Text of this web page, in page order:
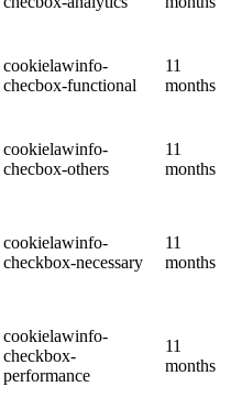
cookielawinfo-
checbox-functional
11
months
cookielawinfo-
checbox-others
11
months
cookielawinfo-
checkbox-necessary
11
months
cookielawinfo-
checkbox-
performance
11
months